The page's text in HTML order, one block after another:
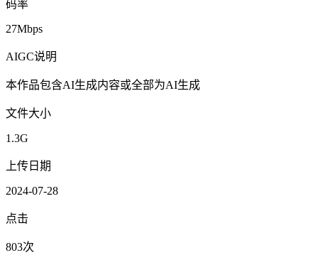
码率
27Mbps
AIGC说明
本作品包含AI生成内容或全部为AI生成
文件大小
1.3G
上传日期
2024-07-28
点击
803次